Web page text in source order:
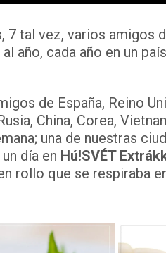
7 tal vez, varios amigos
año, cada año en un
de España, Reino
China, Corea,
una de nuestras
día en Hú!SVÉT
rollo que se respiraba